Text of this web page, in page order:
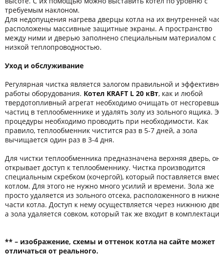
требуемым наклоном.
Для недопущения нагрева дверцы котла на их внутренней
расположены массивные защитные экраны. А пространство
между ними и дверью заполнено специальным материалом с
низкой теплопроводностью.
Уход и обслуживание
Регулярная чистка является залогом правильной и
работы оборудования. Котел KRAFT L 20 кВт, как и любой
твердотопливный агрегат необходимо очищать от
частиц в теплообменнике и удалять золу из зольного ящика.
процедуры необходимо проводить при необходимости. Как
правило, теплообменник чистится раз в 5-7 дней, а зола
вычищается один раз в 3-4 дня.
Для чистки теплообменника предназначена верхняя дверь,
открывает доступ к теплообменнику. Чистка производится
специальным скребком (кочергой), который поставляется
котлом. Для этого не нужно много усилий и времени. Зола же
просто удаляется из зольного отсека, расположенного в
части котла. Доступ к нему осуществляется через нижнюю
а зола удаляется совком, который так же входит в
** – изображение, схемы и оттенок котла на сайте может
отличаться от реального.